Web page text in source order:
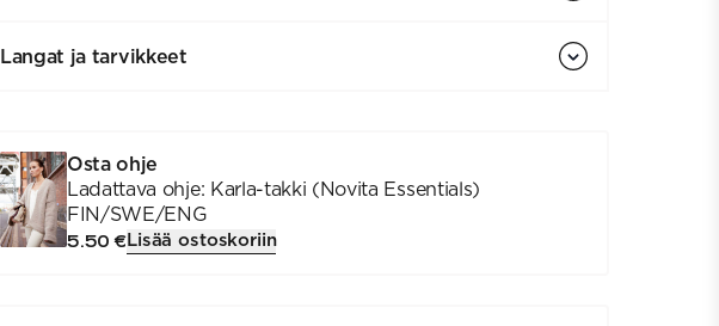
Langat ja tarvikkeet
Osta ohje
Ladattava ohje: Karla-takki (Novita Essentials)
FIN/SWE/ENG
5.50 €Lisää ostoskoriin